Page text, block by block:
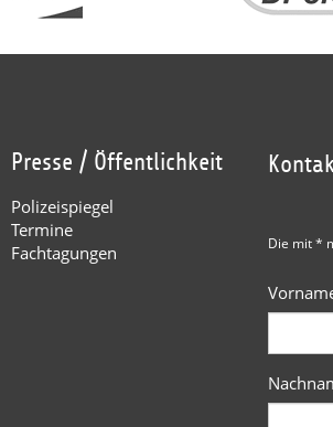
Presse / Öffentlichkeit
Polizeispiegel
Termine
Fachtagungen
Die mit *